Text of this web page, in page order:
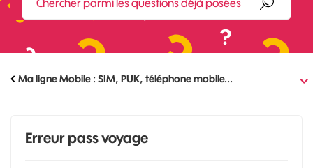
Ma ligne Mobile : SIM, PUK, téléphone mobile...
Erreur pass voyage